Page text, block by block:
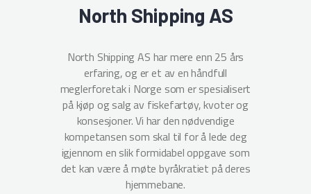
North Shipping AS
North Shipping AS har mere enn 25 års
erfaring, og er et av en håndfull
meglerforetak i Norge som er spesialisert
på kjøp og salg av fiskefartøy, kvoter og
konsesjoner. Vi har den nødvendige
kompetansen som skal til for å lede deg
igjennom en slik formidabel oppgave som
det kan være å møte byråkratiet på deres
hjemmebane.